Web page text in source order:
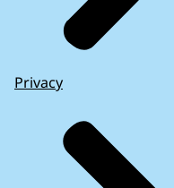
Privacy